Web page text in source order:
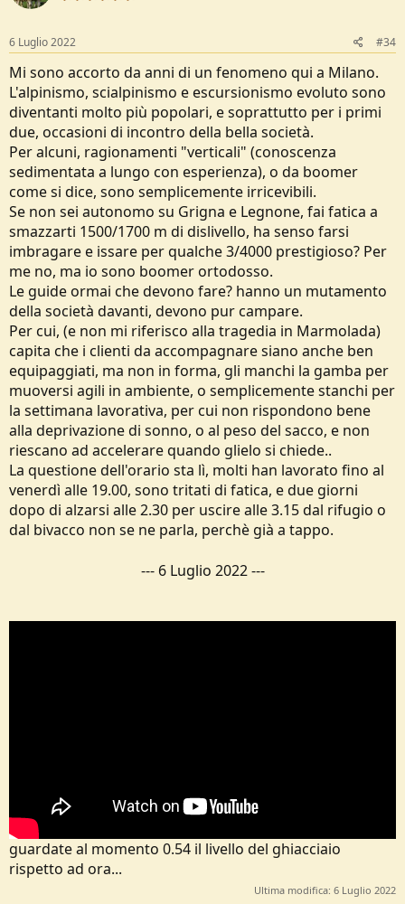
6 Luglio 2022 #34
Mi sono accorto da anni di un fenomeno qui a Milano.
L'alpinismo, scialpinismo e escursionismo evoluto sono
diventanti molto più popolari, e soprattutto per i primi
due, occasioni di incontro della bella società.
Per alcuni, ragionamenti "verticali" (conoscenza
sedimentata a lungo con esperienza), o da boomer
come si dice, sono semplicemente irricevibili.
Se non sei autonomo su Grigna e Legnone, fai fatica a
smazzarti 1500/1700 m di dislivello, ha senso farsi
imbragare e issare per qualche 3/4000 prestigioso? Per
me no, ma io sono boomer ortodosso.
Le guide ormai che devono fare? hanno un mutamento
della società davanti, devono pur campare.
Per cui, (e non mi riferisco alla tragedia in Marmolada)
capita che i clienti da accompagnare siano anche ben
equipaggiati, ma non in forma, gli manchi la gamba per
muoversi agili in ambiente, o semplicemente stanchi per
la settimana lavorativa, per cui non rispondono bene
alla deprivazione di sonno, o al peso del sacco, e non
riescano ad accelerare quando glielo si chiede..
La questione dell'orario sta lì, molti han lavorato fino al
venerdì alle 19.00, sono tritati di fatica, e due giorni
dopo di alzarsi alle 2.30 per uscire alle 3.15 dal rifugio o
dal bivacco non se ne parla, perchè già a tappo.
--- 6 Luglio 2022---
guardate al momento 0.54 il livello del ghiacciaio
rispetto ad ora...
Ultima modifica: 6 Luglio 2022